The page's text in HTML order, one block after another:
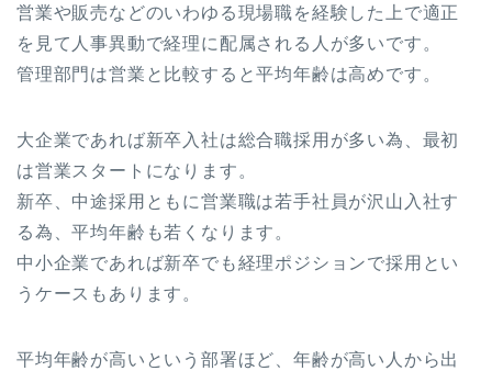
営業や販売などのいわゆる現場職を経験した上で適正
を見て人事異動で経理に配属される人が多いです。
管理部門は営業と比較すると平均年齢は高めです。
大企業であれば新卒入社は総合職採用が多い為、最初
は営業スタートになります。
新卒、中途採用ともに営業職は若手社員が沢山入社す
る為、平均年齢も若くなります。
中小企業であれば新卒でも経理ポジションで採用とい
うケースもあります。
平均年齢が高いという部署ほど、年齢が高い人から出